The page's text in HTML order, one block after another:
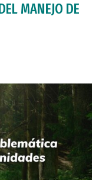
MANEJO DE